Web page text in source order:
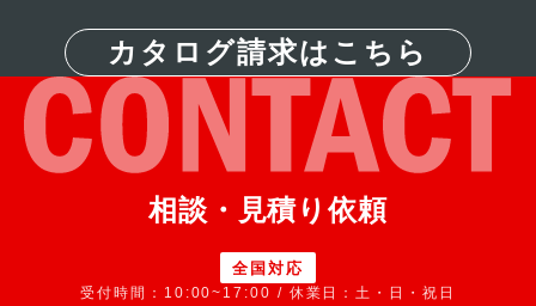
カタログ請求はこちら
相談・見積り依頼
全国対応
受付時間：10:00~17:00 / 休業日：土・日・祝日